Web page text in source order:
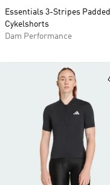
Essentials 3-Stripes Padded
Cykelshorts
Dam Performance